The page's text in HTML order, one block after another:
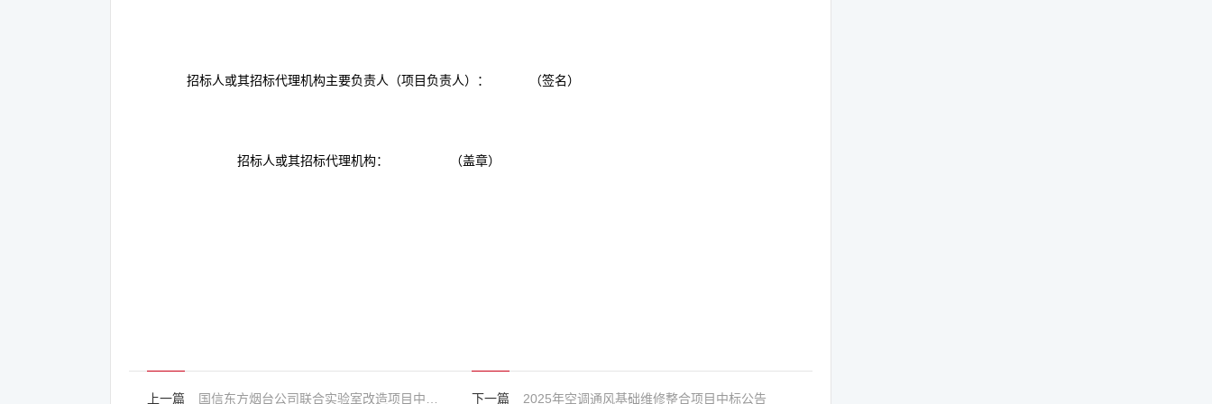
招标人或其招标代理机构主要负责人（项目负责人）： （签名）
招标人或其招标代理机构： （盖章）
上一篇 下一篇 2025年空调通风基础维修整合项目中标公告